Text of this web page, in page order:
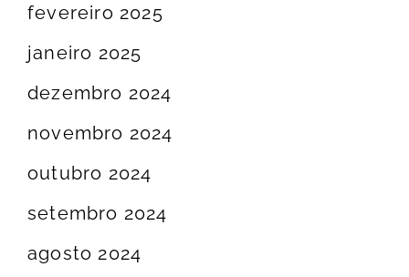
fevereiro 2025
janeiro 2025
dezembro 2024
novembro 2024
outubro 2024
setembro 2024
agosto 2024